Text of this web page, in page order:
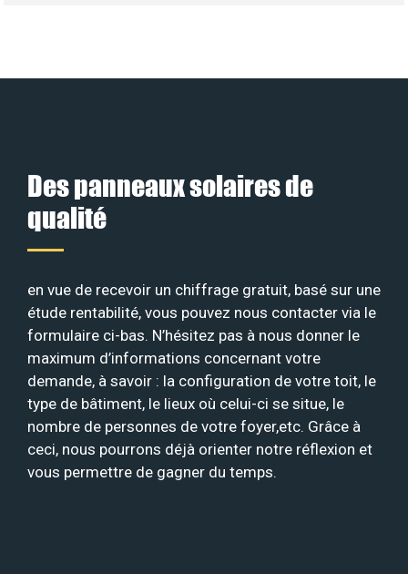
Des panneaux solaires de
qualité
en vue de recevoir un chiffrage gratuit, basé sur une
étude rentabilité, vous pouvez nous contacter via le
formulaire ci-bas. N’hésitez pas à nous donner le
maximum d’informations concernant votre
demande, à savoir : la configuration de votre toit, le
type de bâtiment, le lieux où celui-ci se situe, le
nombre de personnes de votre foyer,etc. Grâce à
ceci, nous pourrons déjà orienter notre réflexion et
vous permettre de gagner du temps.